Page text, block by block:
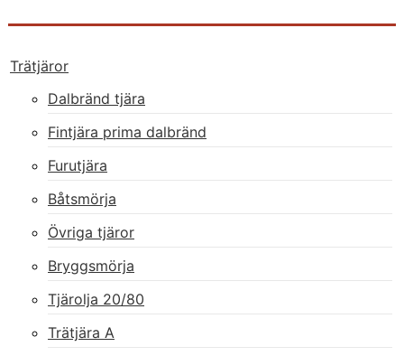
Trätjäror
Dalbränd tjära
Fintjära prima dalbränd
Furutjära
Båtsmörja
Övriga tjäror
Bryggsmörja
Tjärolja 20/80
Trätjära A